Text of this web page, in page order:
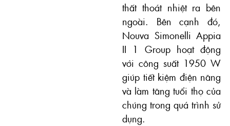
thất thoát nhiệt ra bên
ngoài. Bên cạnh đó,
Nouva Simonelli Appia
II 1 Group hoạt động
với công suất 1950 W
giúp tiết kiệm điện năng
và làm tăng tuổi thọ của
chúng trong quá trình sử
dụng.